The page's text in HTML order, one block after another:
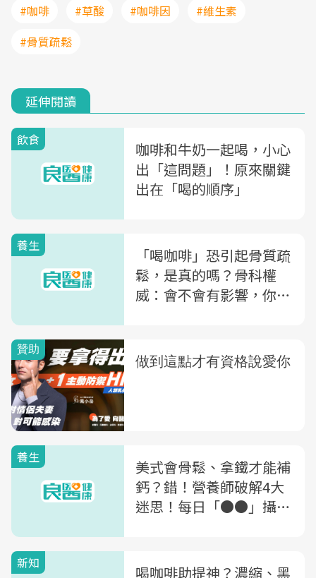
#咖啡 #草酸 #咖啡因
#維生素
#骨質疏鬆
延伸閱讀
飲食
咖啡和牛奶一起喝，小心
出「這問題」！原來關鍵
出在「喝的順序」
養生
「喝咖啡」恐引起骨質疏
鬆，是真的嗎？骨科權
威：會不會有影響，你該
養生
美式會骨鬆、拿鐵才能補
鈣？錯！營養師破解4大
迷思！每日「●●」攝取
新知 喝咖啡助提神？濃縮、黑